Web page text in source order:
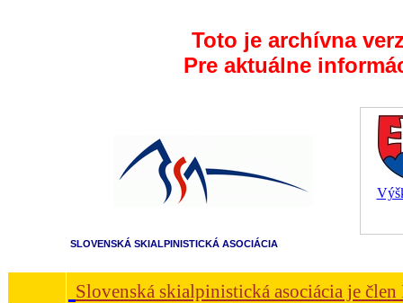
Toto je archívna
Pre aktuálne
SLOVENSKÁ SKIALPINISTICKÁ ASOCIÁCIA
Slovenská skialpinistická asociácia je